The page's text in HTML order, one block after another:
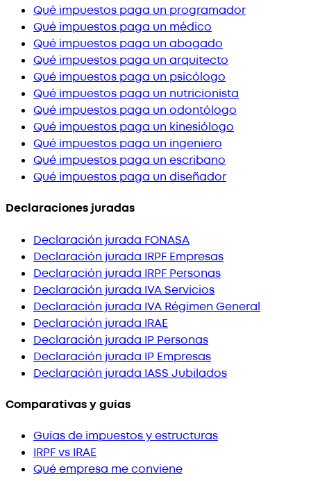
Qué impuestos paga un programador
Qué impuestos paga un médico
Qué impuestos paga un abogado
Qué impuestos paga un arquitecto
Qué impuestos paga un psicólogo
Qué impuestos paga un nutricionista
Qué impuestos paga un odontólogo
Qué impuestos paga un kinesiólogo
Qué impuestos paga un ingeniero
Qué impuestos paga un escribano
Qué impuestos paga un diseñador
Declaraciones juradas
Declaración jurada FONASA
Declaración jurada IRPF Empresas
Declaración jurada IRPF Personas
Declaración jurada IVA Servicios
Declaración jurada IVA Régimen General
Declaración jurada IRAE
Declaración jurada IP Personas
Declaración jurada IP Empresas
Declaración jurada IASS Jubilados
Comparativas y guías
Guías de impuestos y estructuras
IRPF vs IRAE
Qué empresa me conviene